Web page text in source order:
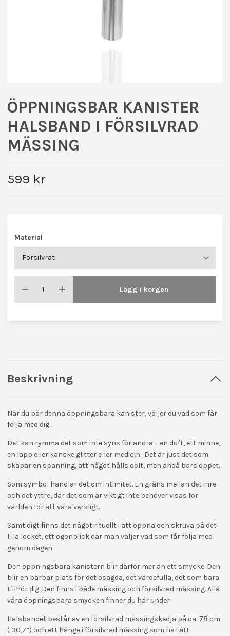
ÖPPNINGSBAR KANISTER
HALSBAND I FÖRSILVRAD
MÄSSING
599 kr
Material
Lägg i korgen
Beskrivning
När du bär denna öppningsbara kanister, väljer du vad som får
följa med dig.
Det kan rymma det som inte syns för andra – en doft, ett minne,
en lapp eller kanske glitter eller medicin. Det är just det som
skapar en spänning, att något hålls dolt, men ändå bärs öppet.
Som symbol handlar det om intimitet. En gräns mellan det inre
och det yttre, där det som är viktigt inte behöver visas för
världen för att vara verkligt.
Samtidigt finns det något rituellt i att öppna och skruva på det
lilla locket, ett ögonblick där man väljer vad som får följa med
genom dagen.
Den öppningsbara kanistern blir därför mer än ett smycke. Den
blir en bärbar plats för det osagda, det värdefulla, det som bara
tillhör dig. Den finns i både mässing och försilvrad mässing. Alla
våra öppningsbara smycken finner du här under
Halsbandet består av en försilvrad mässingskedja på ca: 78 cm
( 30,7”) och ett hänge i försilvrad mässing som har att